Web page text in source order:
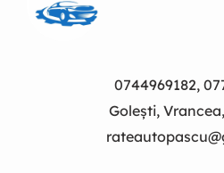
0744969182,
Golești,